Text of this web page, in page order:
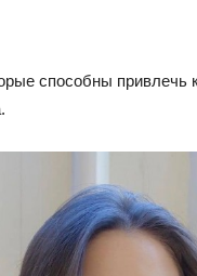
способны привлечь